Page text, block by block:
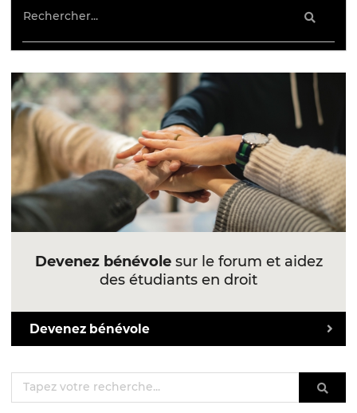
Devenez bénévolesur le forum et aidez
des étudiants en droit
Devenez bénévole